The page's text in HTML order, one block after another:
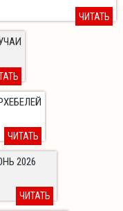
ЧИТАТЬ
ЧИТАТЬ
2026
ЧИТАТЬ